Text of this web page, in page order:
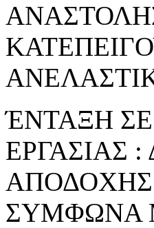
ΈΝΤΑΞΗ
ΕΡΓΑΣΙΑΣ
ΑΠΟΔΟΧΗΣ
ΣΥΜΦΩΝΑ